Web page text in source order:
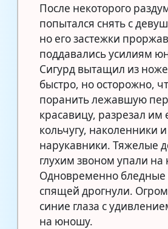
После некоторого
попытался снять с
но его застежки
поддавались усилиям
Сигурд вытащил из
быстро, но осторожно,
поранить лежавшую
красавицу, разрезал им
кольчугу, наколенники и
нарукавники. Тяжелые
глухим звоном упали на
Одновременно бледные
спящей дрогнули.
синие глаза с
на юношу.